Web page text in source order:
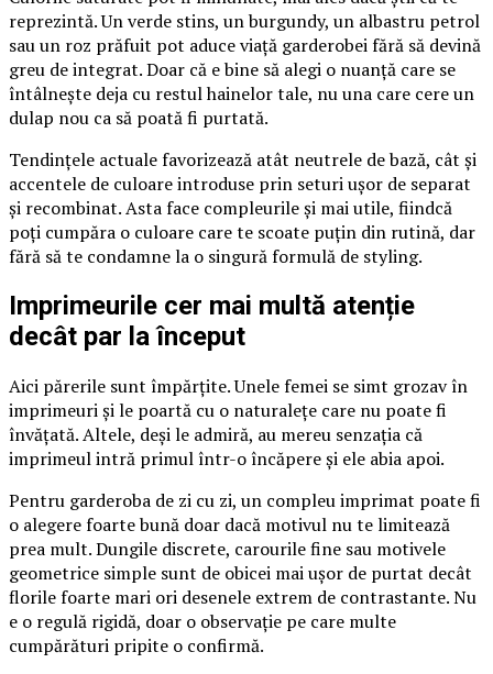
reprezintă. Un verde stins, un burgundy, un albastru petrol
sau un roz prăfuit pot aduce viață garderobei fără să devină
greu de integrat. Doar că e bine să alegi o nuanță care se
întâlnește deja cu restul hainelor tale, nu una care cere un
dulap nou ca să poată fi purtată.
Tendințele actuale favorizează atât neutrele de bază, cât și
accentele de culoare introduse prin seturi ușor de separat
și recombinat. Asta face compleurile și mai utile, fiindcă
poți cumpăra o culoare care te scoate puțin din rutină, dar
fără să te condamne la o singură formulă de styling.
Imprimeurile cer mai multă atenție
decât par la început
Aici părerile sunt împărțite. Unele femei se simt grozav în
imprimeuri și le poartă cu o naturalețe care nu poate fi
învățată. Altele, deși le admiră, au mereu senzația că
imprimeul intră primul într-o încăpere și ele abia apoi.
Pentru garderoba de zi cu zi, un compleu imprimat poate fi
o alegere foarte bună doar dacă motivul nu te limitează
prea mult. Dungile discrete, carourile fine sau motivele
geometrice simple sunt de obicei mai ușor de purtat decât
florile foarte mari ori desenele extrem de contrastante. Nu
e o regulă rigidă, doar o observație pe care multe
cumpărături pripite o confirmă.